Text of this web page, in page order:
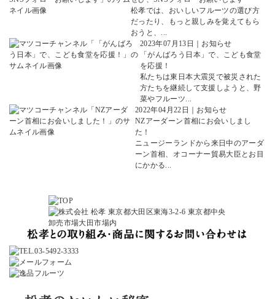
松孝では、おいしいフルーツの選び方
だったり、もっと親しみを覚えてもら
おうと、...
2023年07月13日
お知らせ
「がんばろう日本」で、こども食堂
を応援！
私たちは東日本大震災で被災された
方たちを継続して支援しようと、野
菜やフルーツ...
2022年04月22日
お知らせ
NZアーダーン首相にお会いしまし
た！
ニュージーランドから来日中のアーダ
ーン首相、オコーナー貿易大臣とお目
にかかる...